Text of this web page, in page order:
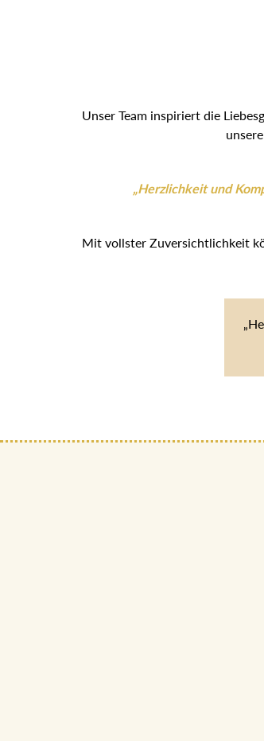
Unser Team inspiriert die
„Herzlichkeit und
Mit vollster Zuversichtlichkeit